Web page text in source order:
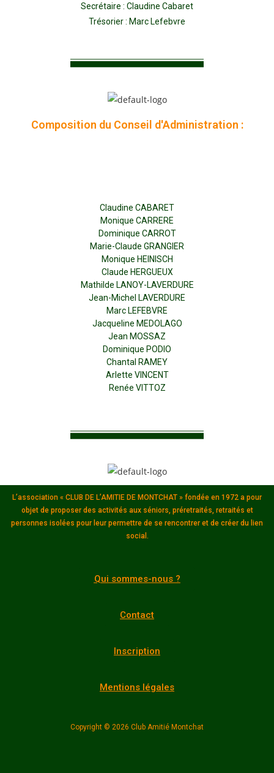
Secrétaire : Claudine Cabaret
Trésorier : Marc Lefebvre
Composition du Conseil d'Administration :
Claudine CABARET
Monique CARRERE
Dominique CARROT
Marie-Claude GRANGIER
Monique HEINISCH
Claude HERGUEUX
Mathilde LANOY-LAVERDURE
Jean-Michel LAVERDURE
Marc LEFEBVRE
Jacqueline MEDOLAGO
Jean MOSSAZ
Dominique PODIO
Chantal RAMEY
Arlette VINCENT
Renée VITTOZ
L’association « CLUB DE L’AMITIE DE MONTCHAT » fondée en 1972 a pour
objet de proposer des activités aux séniors, préretraités, retraités et
personnes isolées pour leur permettre de se rencontrer et de créer du lien
social.
Qui sommes-nous ?
Contact
Inscription
Mentions légales
Copyright © 2026 Club Amitié Montchat